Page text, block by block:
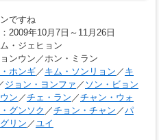
ですね
：2009年10月7日～11月26日
ム・ジェヒョン
ンウン／ホン・ミラン
ホンギ／ キム・ソンリョン ／ キ
ジョン・ヨンファ ／ ソン・ビョン
ン／チェ・ラン ／チャン・ウォ
グンソク ／チョン・チャン ／パ
リン／ユイ